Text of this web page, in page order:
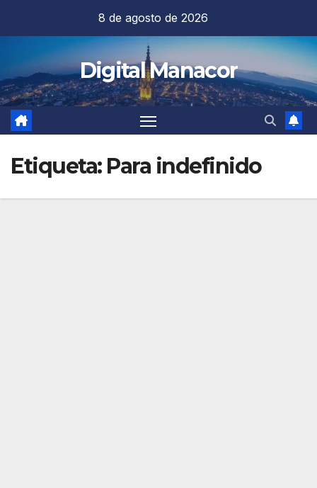
contenido
8 de agosto de 2026
Digital Manacor
Etiqueta: Para indefinido